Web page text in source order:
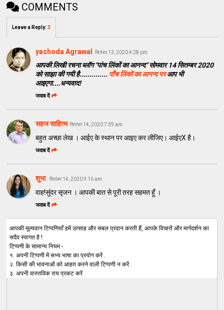
COMMENTS
Leave a Reply:3
yashoda Agrawal सितंबर 13, 2020 4:28 pm
आपकी लिखी रचना ब्लॉग "पांच लिंकों का आनन्द" सोमवार 14 सितम्बर 2020
को साझा की गयी है.............. पाँच लिंकों का आनन्द परआप भी
आइएगा....धन्यवाद!
जवाब दें
सहज साहित्य सितंबर 14, 2020 7:39 am
बहुत अच्छा लेख । आईए के स्थान पर आइए कर लीजिए। आईएX है।
जवाब दें
शुभा सितंबर 14, 2020 9:16 am
वाह!सुंदर सृजन । आपकी बात से पूरी तरह सहमत हूँ ।
जवाब दें
आपकी मूल्यवान टिप्पणियाँ हमें उत्साह और सबल प्रदान करती हैं, आपके विचारों और मार्गदर्शन का
सदैव स्वागत है !
टिप्पणी के सामान्य नियम -
१. अपनी टिप्पणी में सभ्य भाषा का प्रयोग करें .
२. किसी की भावनाओं को आहत करने वाली टिप्पणी न करें .
३. अपनी वास्तविक राय प्रकट करें .